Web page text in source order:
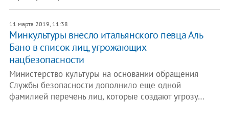
11 марта 2019, 11:38
​Минкультуры внесло итальянского певца Аль
Бано в список лиц, угрожающих
нацбезопасности
Министерство культуры на основании обращения
Службы безопасности дополнило еще одной
фамилией перечень лиц, которые создают угрозу…